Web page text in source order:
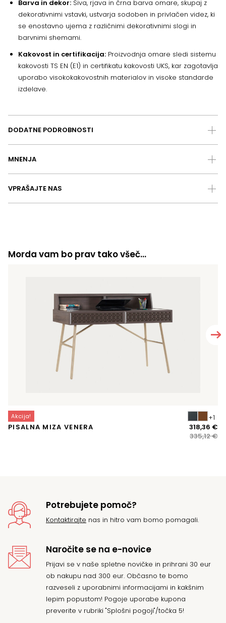
Barva in dekor: Siva, rjava in črna barva omare, skupaj z
dekorativnimi vstavki, ustvarja sodoben in privlačen videz, ki
se enostavno ujema z različnimi dekorativnimi slogi in
barvnimi shemami.
Kakovost in certifikacija: Proizvodnja omare sledi sistemu
kakovosti TS EN (E1) in certifikatu kakovosti UKS, kar zagotavlja
uporabo visokokakovostnih materialov in visoke standarde
izdelave.
DODATNE PODROBNOSTI
MNENJA
VPRAŠAJTE NAS
Morda vam bo prav tako všeč…
Akcija!
PISALNA MIZA VENERA
335,12€
318,36 €
Potrebujete pomoč?
Kontaktirajte nas in hitro vam bomo pomagali.
Naročite se na e-novice
Prijavi se v naše spletne novičke in prihrani 30 eur
ob nakupu nad 300 eur. Občasno te bomo
razveseli z uporabnimi informacijami in kakšnim
lepim popustom! Pogoje uporabe kupona
preverite v rubriki "Splošni pogoji"/točka 5!